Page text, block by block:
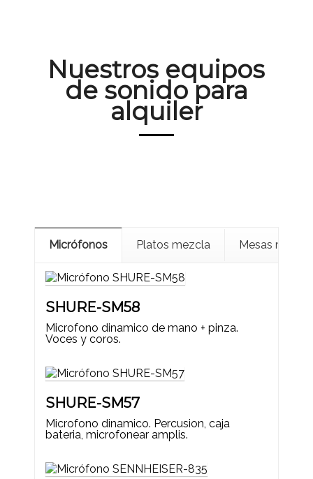
Nuestros equipos
de sonido para
alquiler
Micrófonos Platos mezcla Mesas
SHURE-SM58
Microfono dinamico de mano + pinza.
Voces y coros.
SHURE-SM57
Microfono dinamico. Percusion, caja
bateria, microfonear amplis.